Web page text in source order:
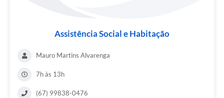
Assistência Social e Habitação
Mauro Martins Alvarenga
7h às 13h
(67) 99838-0476